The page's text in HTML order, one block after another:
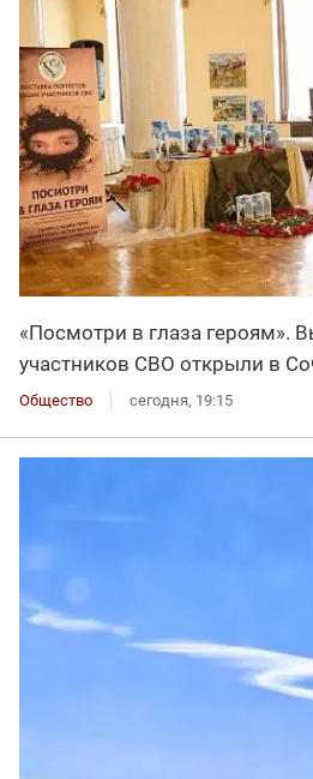
«Посмотри в глаза героям».
участников СВО открыли в
Общество сегодня, 19:15